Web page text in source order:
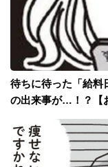
待ちに待った「給料
の出来事が…！？【